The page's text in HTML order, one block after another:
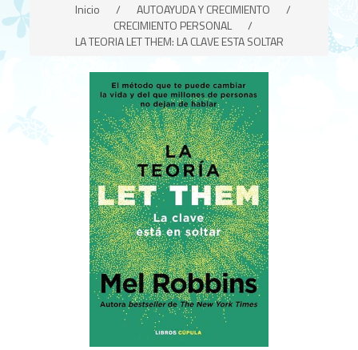
Inicio / AUTOAYUDA Y CRECIMIENTO
/
CRECIMIENTO PERSONAL
/
LA TEORIA LET THEM: LA CLAVE ESTA SOLTAR